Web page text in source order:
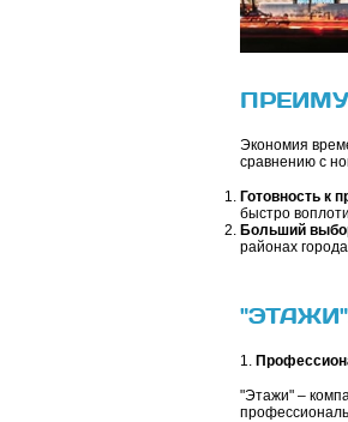
Экономия
сравнению с
Готовность к
быстро
Больший
районах
1.
"Этажи" –